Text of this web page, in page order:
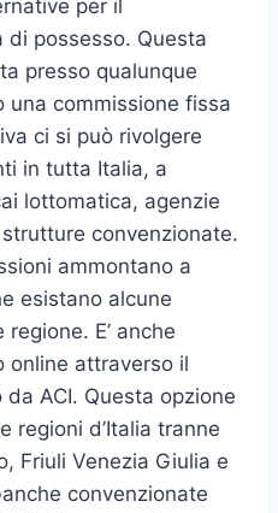
per il
possesso. Questa
presso qualunque
commissione fissa
ci si può rivolgere
in tutta Italia, a
lottomatica, agenzie
convenzionate.
ammontano a
esistano alcune
E’ anche
online attraverso il
ACI. Questa opzione
regioni d’Italia tranne
Friuli Venezia Giulia e
convenzionate